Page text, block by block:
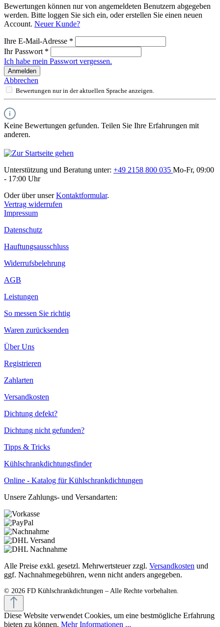
Bewertungen können nur von angemeldeten Benutzern abgegeben
werden. Bitte loggen Sie sich ein, oder erstellen Sie einen neuen
Account. Neuer Kunde?
Ihre E-Mail-Adresse *
Ihr Passwort *
Ich habe mein Passwort vergessen.
Anmelden
Abbrechen
Bewertungen nur in der aktuellen Sprache anzeigen.
Keine Bewertungen gefunden. Teilen Sie Ihre Erfahrungen mit
anderen.
Unterstützung und Beratung unter: +49 2158 800 035 Mo-Fr, 09:00
- 17:00 Uhr
Oder über unserKontaktformular.
Vertrag widerrufen
Impressum
Datenschutz
Hauftungsausschluss
Widerrufsbelehrung
AGB
Leistungen
So messen Sie richtig
Waren zurücksenden
Über Uns
Registrieren
Zahlarten
Versandkosten
Dichtung defekt?
Dichtung nicht gefunden?
Tipps & Tricks
Kühlschrankdichtungsfinder
Online - Katalog für Kühlschrankdichtungen
Unsere Zahlungs- und Versandarten:
Alle Preise exkl. gesetzl. Mehrwertsteuer zzgl. Versandkosten und
ggf. Nachnahmegebühren, wenn nicht anders angegeben.
Diese Website verwendet Cookies, um eine bestmögliche Erfahrung
bieten zu können. Mehr Informationen ...